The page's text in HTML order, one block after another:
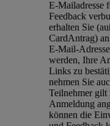
E-Mailadresse
Feedback
erhalten Sie
CardAntrag)
E-Mail-
werden, Ihre
Links zu
nehmen Sie
Teilnehmer gilt
Anmeldung
können die